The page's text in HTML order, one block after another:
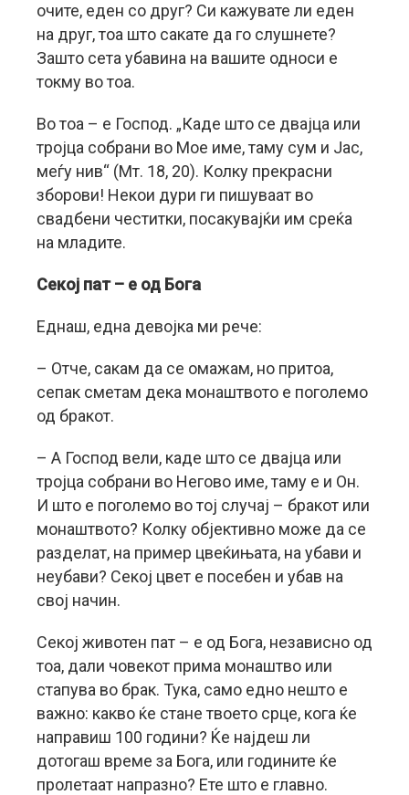
очите, еден со друг? Си кажувате ли еден
на друг, тоа што сакате да го слушнете?
Зашто сета убавина на вашите односи е
токму во тоа.
Во тоа – е Господ. „Каде што се двајца или
тројца собрани во Мое име, таму сум и Јас,
меѓу нив“ (Мт. 18, 20). Колку прекрасни
зборови! Некои дури ги пишуваат во
свадбени честитки, посакувајќи им среќа
на младите.
Секој пат – е од Бога
Еднаш, една девојка ми рече:
– Отче, сакам да се омажам, но притоа,
сепак сметам дека монаштвото е поголемо
од бракот.
– А Господ вели, каде што се двајца или
тројца собрани во Негово име, таму е и Он.
И што е поголемо во тој случај – бракот или
монаштвото? Колку објективно може да се
разделат, на пример цвеќињата, на убави и
неубави? Секој цвет е посебен и убав на
свој начин.
Секој животен пат – е од Бога, независно од
тоа, дали човекот прима монаштво или
стапува во брак. Тука, само едно нешто е
важно: какво ќе стане твоето срце, кога ќе
направиш 100 години? Ќе најдеш ли
дотогаш време за Бога, или годините ќе
пролетаат напразно? Ете што е главно.